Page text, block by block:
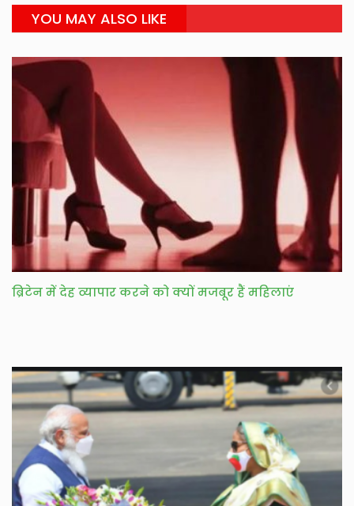
YOU MAY ALSO LIKE
ब्रिटेन में देह व्यापार करने को क्यों मजबूर हैं महिलाएं